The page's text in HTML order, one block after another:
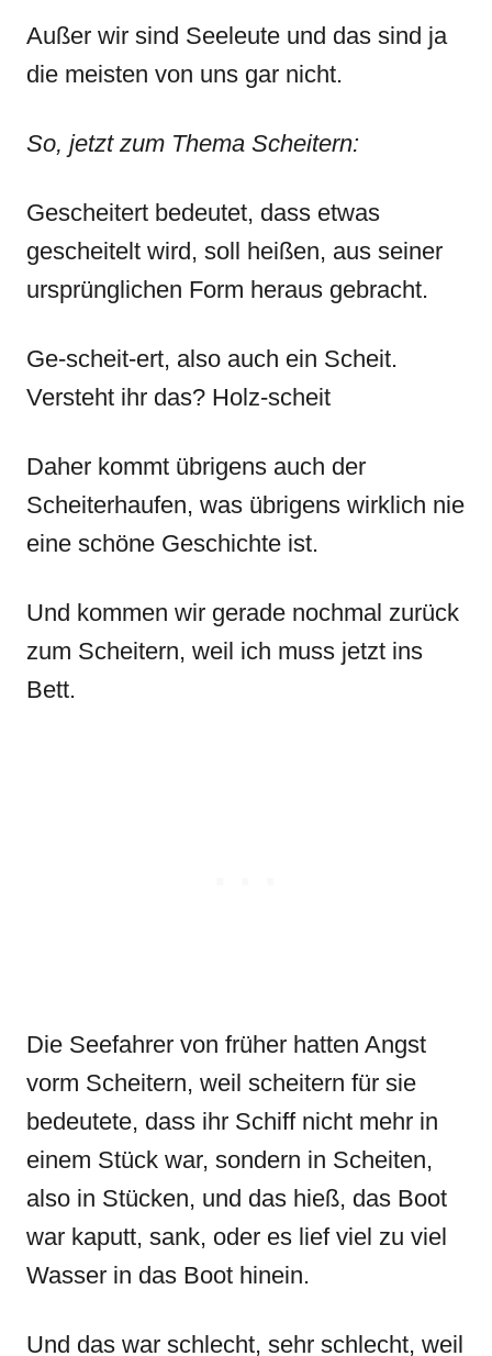
Außer wir sind Seeleute und das sind ja
die meisten von uns gar nicht.
So, jetzt zum Thema Scheitern:
Gescheitert bedeutet, dass etwas
gescheitelt wird, soll heißen, aus seiner
ursprünglichen Form heraus gebracht.
Ge-scheit-ert, also auch ein Scheit.
Versteht ihr das? Holz-scheit
Daher kommt übrigens auch der
Scheiterhaufen, was übrigens wirklich nie
eine schöne Geschichte ist.
Und kommen wir gerade nochmal zurück
zum Scheitern, weil ich muss jetzt ins
Bett.
Die Seefahrer von früher hatten Angst
vorm Scheitern, weil scheitern für sie
bedeutete, dass ihr Schiff nicht mehr in
einem Stück war, sondern in Scheiten,
also in Stücken, und das hieß, das Boot
war kaputt, sank, oder es lief viel zu viel
Wasser in das Boot hinein.
Und das war schlecht, sehr schlecht, weil